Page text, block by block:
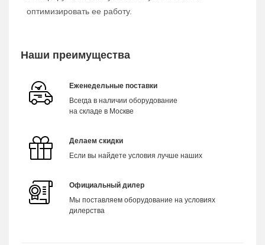
оптимизировать ее работу.
Наши преимущества
Еженедельные поставки
Всегда в наличии оборудование
на складе в Москве
Делаем скидки
Если вы найдете условия лучше наших
Официальный дилер
Мы поставляем оборудование на условиях
дилерства